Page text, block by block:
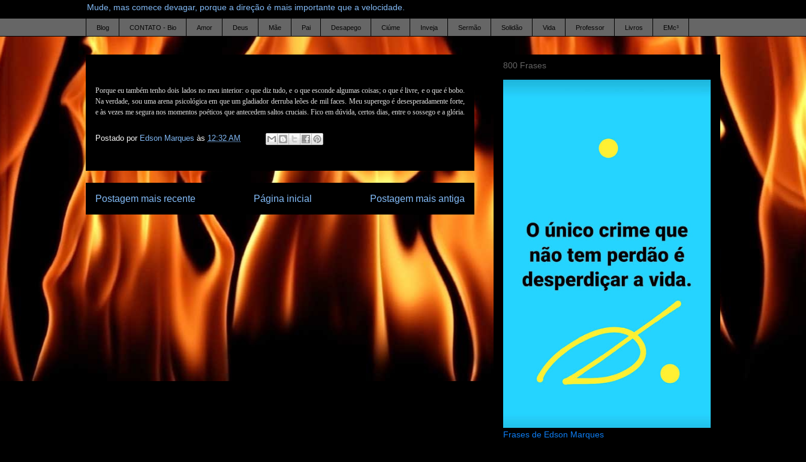
Mude, mas comece devagar, porque a direção é mais importante que a velocidade.
Blog CONTATO - Bio Amor Deus Mãe Pai Desapego Ciúme Inveja Sermão Solidão Vida Professor Livros EMc³
Porque eu também tenho dois lados no meu interior: o que diz tudo, e o que esconde algumas coisas; o que é livre, e o que é bobo.
Na verdade, sou uma arena psicológica em que um gladiador derruba leões de mil faces. Meu superego é desesperadamente forte,
e às vezes me segura nos momentos poéticos que antecedem saltos cruciais. Fico em dúvida, certos dias, entre o sossego e a glória.
Postado por Edson Marques às 12:32 AM
Postagem mais recente Postagem mais antiga
Página inicial
800 Frases
Frases de Edson Marques